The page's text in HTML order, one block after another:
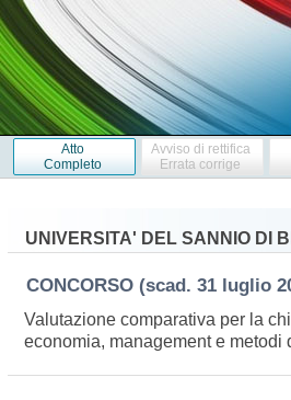
Atto
Completo
Avviso di rettifica
Errata corrige
UNIVERSITA' DEL SANNIO DI
CONCORSO (scad. 31 luglio
Valutazione comparativa per la
economia, management e metodi